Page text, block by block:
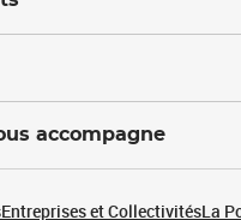
accompagne
Entreprises et CollectivitésLa